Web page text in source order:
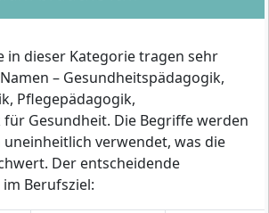
in dieser Kategorie tragen sehr
– Gesundheitspädagogik,
Pflegepädagogik,
Gesundheit. Die Begriffe werden
verwendet, was die
Der entscheidende
Berufsziel: